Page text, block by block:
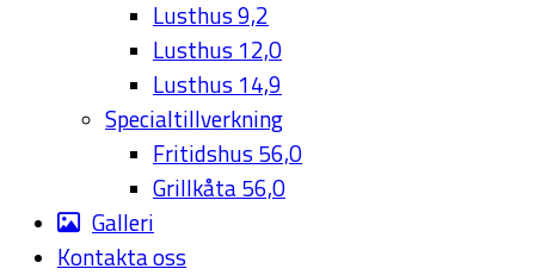
Lusthus 9,2
Lusthus 12,0
Lusthus 14,9
Specialtillverkning
Fritidshus 56,0
Grillkåta 56,0
Galleri
Kontakta oss